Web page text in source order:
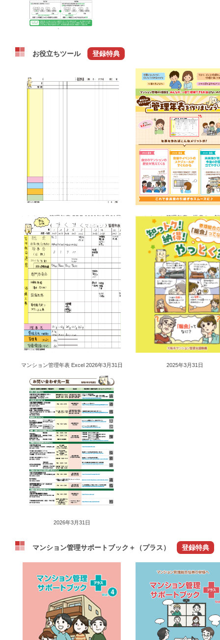
お役立ちツール 登録特典
マンション管理年表 PDF 2026年3月31日 マンション管理年表 添書き・
マンション管理年表 Excel 2026年3月31日 2025年3月31日
2026年3月31日
マンション管理サポートブック＋（プラス） 登録特典